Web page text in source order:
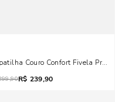
Castanho Salto Alto Fino Bico
Couro Confort Fivela Preta
R$ 239,90